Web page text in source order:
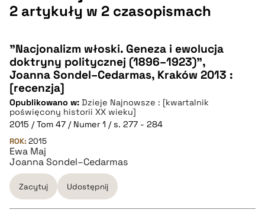
2 artykuły w 2 czasopismach
"Nacjonalizm włoski. Geneza i ewolucja
doktryny politycznej (1896–1923)",
Joanna Sondel–Cedarmas, Kraków 2013 :
[recenzja]
Opublikowano w: Dzieje Najnowsze : [kwartalnik
poświęcony historii XX wieku]
2015 / Tom 47 / Numer 1 / s. 277 - 284
ROK: 2015
Ewa Maj
Joanna Sondel–Cedarmas
Zacytuj Udostępnij